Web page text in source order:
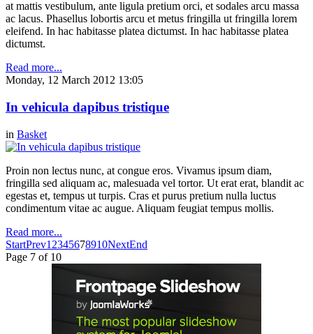
at mattis vestibulum, ante ligula pretium orci, et sodales arcu massa
ac lacus. Phasellus lobortis arcu et metus fringilla ut fringilla lorem
eleifend. In hac habitasse platea dictumst. In hac habitasse platea
dictumst.
Read more...
Monday, 12 March 2012 13:05
In vehicula dapibus tristique
in Basket
Proin non lectus nunc, at congue eros. Vivamus ipsum diam,
fringilla sed aliquam ac, malesuada vel tortor. Ut erat erat, blandit ac
egestas et, tempus ut turpis. Cras et purus pretium nulla luctus
condimentum vitae ac augue. Aliquam feugiat tempus mollis.
Read more...
StartPrev1 2345678910NextEnd
Page 7 of 10